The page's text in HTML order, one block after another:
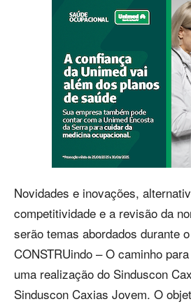
Novidades e inovações,
competitividade e a revisão da
serão temas abordados durante
CONSTRUindo – O caminho
uma realização do Sinduscon
Sinduscon Caxias Jovem. O